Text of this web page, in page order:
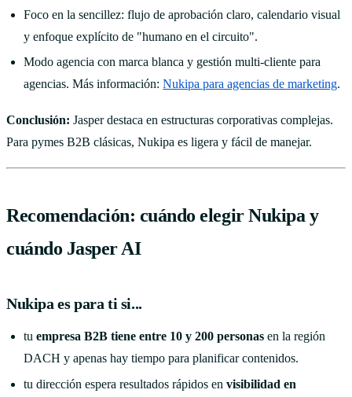
Foco en la sencillez: flujo de aprobación claro, calendario visual
y enfoque explícito de "humano en el circuito".
Modo agencia con marca blanca y gestión multi-cliente para
agencias. Más información:Nukipa para agencias de marketing.
Conclusión: Jasper destaca en estructuras corporativas complejas.
Para pymes B2B clásicas, Nukipa es ligera y fácil de manejar.
Recomendación: cuándo elegir Nukipa y
cuándo Jasper AI
Nukipa es para ti si...
tuempresa B2B tiene entre 10 y 200 personas en la región
DACH y apenas hay tiempo para planificar contenidos.
tu dirección espera resultados rápidos envisibilidad en